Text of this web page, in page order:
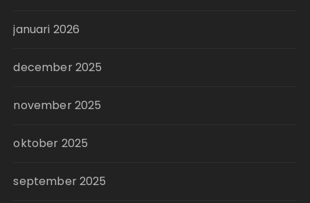
januari 2026
december 2025
november 2025
oktober 2025
september 2025